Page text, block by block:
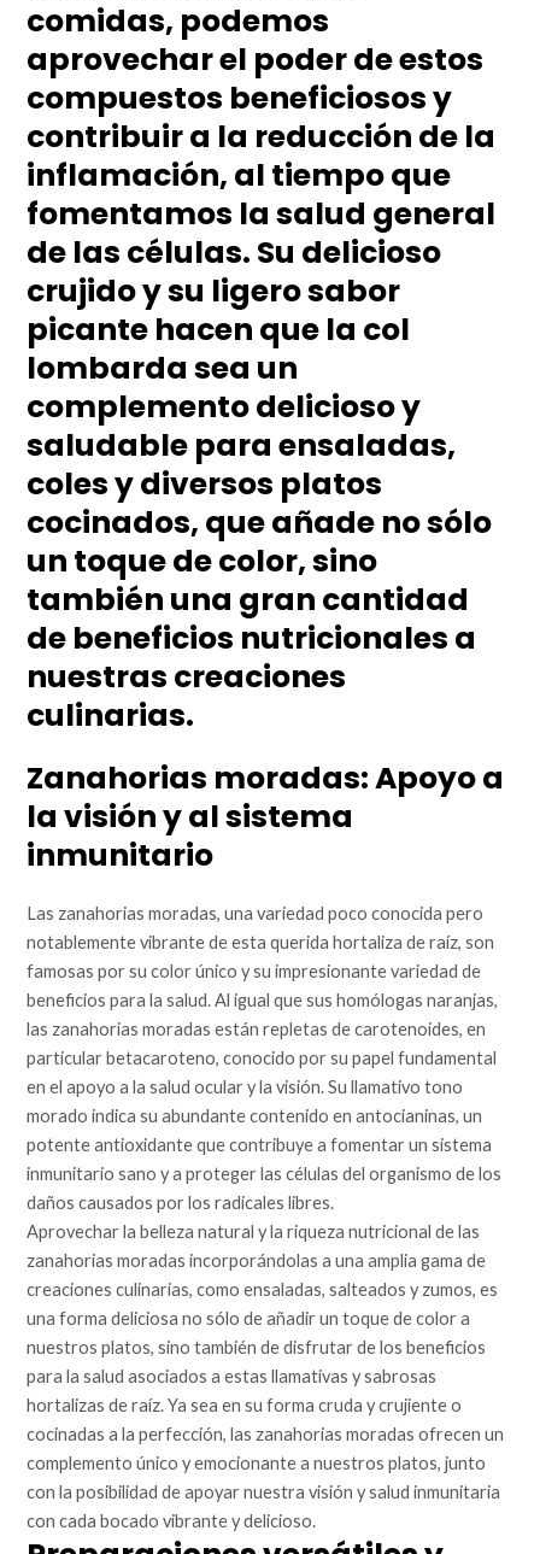
comidas, podemos
aprovechar el poder de estos
compuestos beneficiosos y
contribuir a la reducción de la
inflamación, al tiempo que
fomentamos la salud general
de las células. Su delicioso
crujido y su ligero sabor
picante hacen que la col
lombarda sea un
complemento delicioso y
saludable para ensaladas,
coles y diversos platos
cocinados, que añade no sólo
un toque de color, sino
también una gran cantidad
de beneficios nutricionales a
nuestras creaciones
culinarias.
Zanahorias moradas: Apoyo a
la visión y al sistema
inmunitario
Las zanahorias moradas, una variedad poco conocida pero
notablemente vibrante de esta querida hortaliza de raíz, son
famosas por su color único y su impresionante variedad de
beneficios para la salud. Al igual que sus homólogas naranjas,
las zanahorias moradas están repletas de carotenoides, en
particular betacaroteno, conocido por su papel fundamental
en el apoyo a la salud ocular y la visión. Su llamativo tono
morado indica su abundante contenido en antocianinas, un
potente antioxidante que contribuye a fomentar un sistema
inmunitario sano y a proteger las células del organismo de los
daños causados por los radicales libres.
Aprovechar la belleza natural y la riqueza nutricional de las
zanahorias moradas incorporándolas a una amplia gama de
creaciones culinarias, como ensaladas, salteados y zumos, es
una forma deliciosa no sólo de añadir un toque de color a
nuestros platos, sino también de disfrutar de los beneficios
para la salud asociados a estas llamativas y sabrosas
hortalizas de raíz. Ya sea en su forma cruda y crujiente o
cocinadas a la perfección, las zanahorias moradas ofrecen un
complemento único y emocionante a nuestros platos, junto
con la posibilidad de apoyar nuestra visión y salud inmunitaria
con cada bocado vibrante y delicioso.